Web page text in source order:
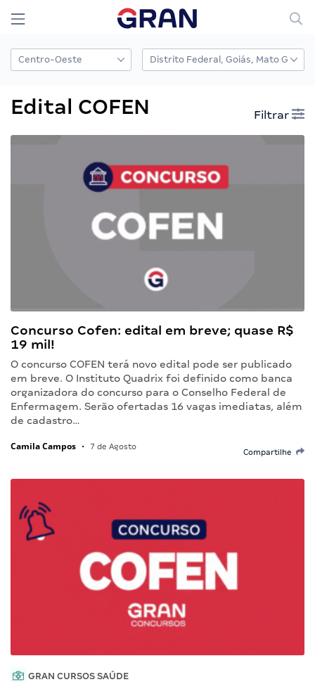
Edital COFEN Filtrar
Concurso Cofen: edital em breve; quase R$
19 mil!
O concurso COFEN terá novo edital pode ser publicado
em breve. O Instituto Quadrix foi definido como banca
organizadora do concurso para o Conselho Federal de
Enfermagem. Serão ofertadas 16 vagas imediatas, além
de cadastro…
Camila Campos • 7 de Agosto
Compartilhe
GRAN CURSOS SAÚDE